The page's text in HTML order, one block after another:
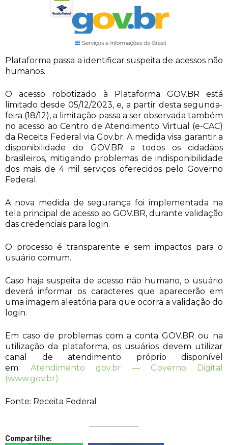
Plataforma passa a identificar suspeita de acessos não
humanos.
O acesso robotizado à Plataforma GOV.BR está
limitado desde 05/12/2023, e, a partir desta segunda-
feira (18/12), a limitação passa a ser observada também
no acesso ao Centro de Atendimento Virtual (e-CAC)
da Receita Federal via Gov.br. A medida visa garantir a
disponibilidade do GOV.BR a todos os cidadãos
brasileiros, mitigando problemas de indisponibilidade
dos mais de 4 mil serviços oferecidos pelo Governo
Federal.
A nova medida de segurança foi implementada na
tela principal de acesso ao GOV.BR, durante validação
das credenciais para login.
O processo é transparente e sem impactos para o
usuário comum.
Caso haja suspeita de acesso não humano, o usuário
deverá informar os caracteres que aparecerão em
uma imagem aleatória para que ocorra a validação do
login.
Em caso de problemas com a conta GOV.BR ou na
utilização da plataforma, os usuários devem utilizar
canal de atendimento próprio disponível
em: Atendimento gov.br — Governo Digital
(www.gov.br)
Fonte: Receita Federal
Compartilhe: